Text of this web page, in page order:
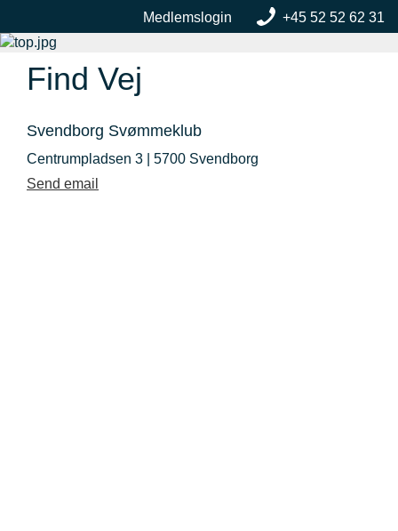
+45 52 52 62 31
Medlemslogin
Find Vej
Svendborg Svømmeklub
Centrumpladsen 3 | 5700 Svendborg
Send email